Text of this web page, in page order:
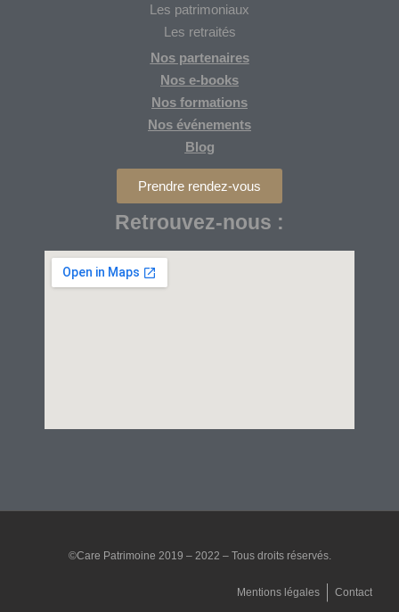
Les patrimoniaux
Les retraités
Nos partenaires
Nos e-books
Nos formations
Nos événements
Blog
Prendre rendez-vous
Retrouvez-nous :
©Care Patrimoine 2019 – 2022 – Tous droits réservés.
Mentions légales Contact